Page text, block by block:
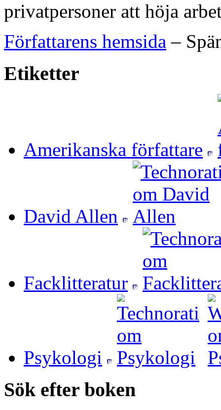
privatpersoner att höja
Författarens hemsida –
Etiketter
Amerikanska författare
David Allen
Facklitteratur
Psykologi
Sök efter boken